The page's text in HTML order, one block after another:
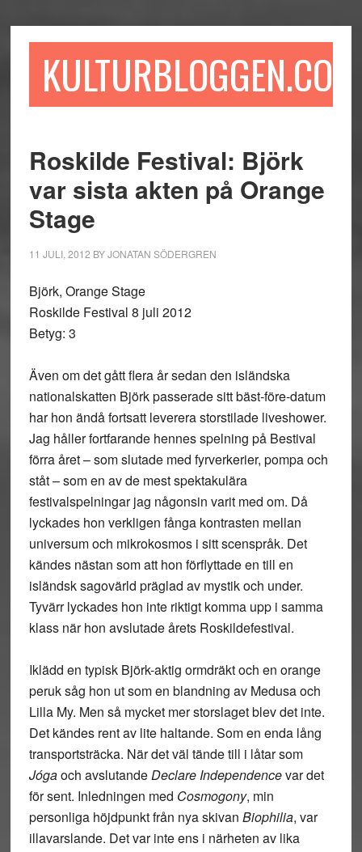
till
till
sidofältet
till
KULTURBLOGGEN.COM
Roskilde Festival: Björk
var sista akten på Orange
Stage
11 JULI, 2012 BYJONATAN SÖDERGREN
Björk, Orange Stage
Roskilde Festival 8 juli 2012
Betyg: 3
Även om det gått flera år sedan den isländska
nationalskatten Björk passerade sitt bäst-före-datum
har hon ändå fortsatt leverera storstilade liveshower.
Jag håller fortfarande hennes spelning på Bestival
förra året – som slutade med fyrverkerier, pompa och
ståt – som en av de mest spektakulära
festivalspelningar jag någonsin varit med om. Då
lyckades hon verkligen fånga kontrasten mellan
universum och mikrokosmos i sitt scenspråk. Det
kändes nästan som att hon förflyttade en till en
isländsk sagovärld präglad av mystik och under.
Tyvärr lyckades hon inte riktigt komma upp i samma
klass när hon avslutade årets Roskildefestival.
Iklädd en typisk Björk-aktig ormdräkt och en orange
peruk såg hon ut som en blandning av Medusa och
Lilla My. Men så mycket mer storslaget blev det inte.
Det kändes rent av lite haltande. Som en enda lång
transportsträcka. När det väl tände till i låtar som
Jógaoch avslutandeDeclare Independencevar det
för sent. Inledningen med Cosmogony, min
personliga höjdpunkt från nya skivan Biophilia, var
illavarslande. Det var inte ens i närheten av lika